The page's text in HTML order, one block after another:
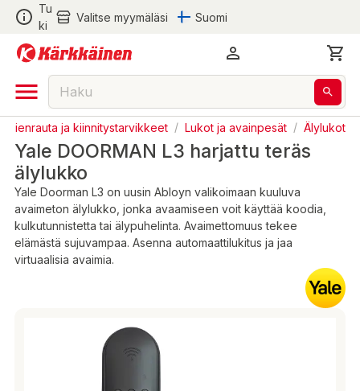
Tu
ki
Valitse myymäläsi Suomi
Pienrauta ja kiinnitystarvikkeet / Lukot ja avainpesät / Älylukot
Yale DOORMAN L3 harjattu teräs
älylukko
Yale Doorman L3 on uusin Abloyn valikoimaan kuuluva
avaimeton älylukko, jonka avaamiseen voit käyttää koodia,
kulkutunnistetta tai älypuhelinta. Avaimettomuus tekee
elämästä sujuvampaa. Asenna automaattilukitus ja jaa
virtuaalisia avaimia.